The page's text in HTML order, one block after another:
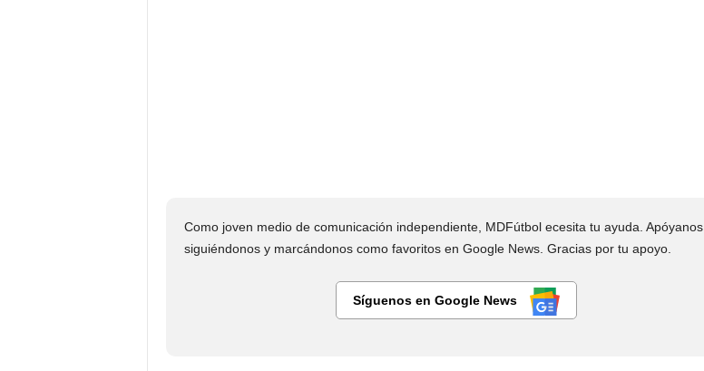
Como joven medio de comunicación independiente, MDFútbol ecesita tu ayuda. Apóyanos
siguiéndonos y marcándonos como favoritos en Google News. Gracias por tu apoyo.
Síguenos en Google News